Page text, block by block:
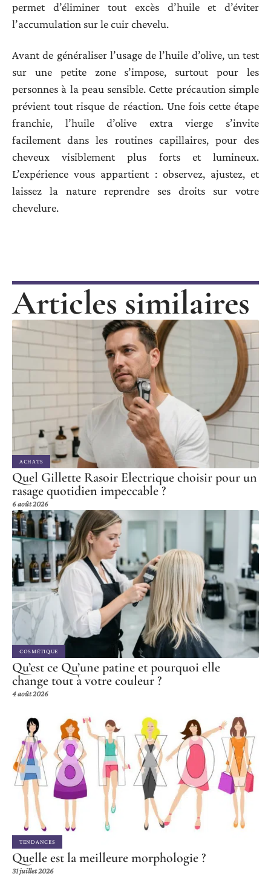
permet d’éliminer tout excès d’huile et d’éviter
l’accumulation sur le cuir chevelu.
Avant de généraliser l’usage de l’huile d’olive, un test
sur une petite zone s’impose, surtout pour les
personnes à la peau sensible. Cette précaution simple
prévient tout risque de réaction. Une fois cette étape
franchie, l’huile d’olive extra vierge s’invite
facilement dans les routines capillaires, pour des
cheveux visiblement plus forts et lumineux.
L’expérience vous appartient : observez, ajustez, et
laissez la nature reprendre ses droits sur votre
chevelure.
Articles similaires
ACHATS
Quel Gillette Rasoir Electrique choisir pour un
rasage quotidien impeccable ?
6 août 2026
COSMÉTIQUE
Qu’est ce Qu’une patine et pourquoi elle
change tout à votre couleur ?
4 août 2026
TENDANCES
Quelle est la meilleure morphologie ?
31 juillet 2026